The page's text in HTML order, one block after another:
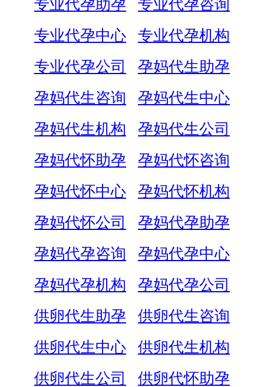
专业代孕助孕
专业代孕咨询
专业代孕中心
专业代孕机构
专业代孕公司
孕妈代生助孕
孕妈代生咨询
孕妈代生中心
孕妈代生机构
孕妈代生公司
孕妈代怀助孕
孕妈代怀咨询
孕妈代怀中心
孕妈代怀机构
孕妈代怀公司
孕妈代孕助孕
孕妈代孕咨询
孕妈代孕中心
孕妈代孕机构
孕妈代孕公司
供卵代生助孕
供卵代生咨询
供卵代生中心
供卵代生机构
供卵代生公司
供卵代怀助孕